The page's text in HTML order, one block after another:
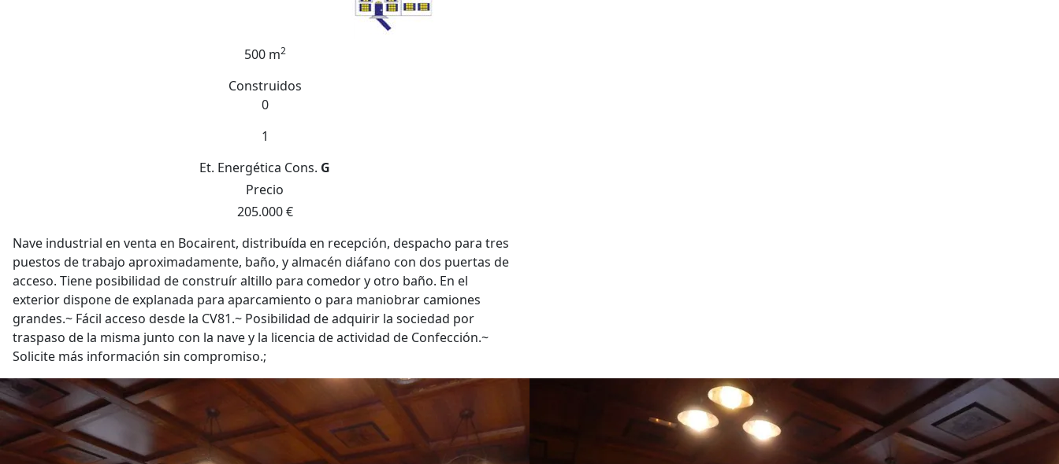
500 m2
Construidos
0
1
Et. Energética Cons. G
Precio
205.000 €
Nave industrial en venta en Bocairent, distribuída en recepción, despacho para tres
puestos de trabajo aproximadamente, baño, y almacén diáfano con dos puertas de
acceso. Tiene posibilidad de construír altillo para comedor y otro baño. En el
exterior dispone de explanada para aparcamiento o para maniobrar camiones
grandes.~ Fácil acceso desde la CV81.~ Posibilidad de adquirir la sociedad por
traspaso de la misma junto con la nave y la licencia de actividad de Confección.~
Solicite más información sin compromiso.;